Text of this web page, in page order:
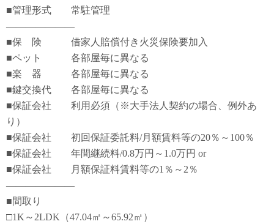
■管理形式 常駐管理
―――――――
■保 険 借家人賠償付き火災保険要加入
■ペット 各部屋毎に異なる
■楽 器 各部屋毎に異なる
■鍵交換代 各部屋毎に異なる
■保証会社 利用必須（※大手法人契約の場合、例外あ
り）
■保証会社 初回保証委託料/月額賃料等の20％～100％
■保証会社 年間継続料/0.8万円～1.0万円 or
■保証会社 月額保証料賃料等の1％～2％
―――――――
■間取り
□1K～2LDK（47.04㎡～65.92㎡）